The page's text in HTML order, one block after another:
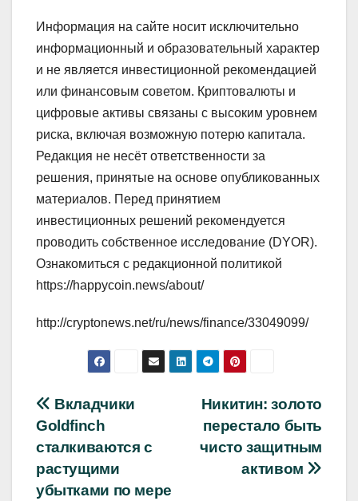
Информация на сайте носит исключительно
информационный и образовательный характер
и не является инвестиционной рекомендацией
или финансовым советом. Криптовалюты и
цифровые активы связаны с высоким уровнем
риска, включая возможную потерю капитала.
Редакция не несёт ответственности за
решения, принятые на основе опубликованных
материалов. Перед принятием
инвестиционных решений рекомендуется
проводить собственное исследование (DYOR).
Ознакомиться с редакционной политикой
https://happycoin.news/about/
http://cryptonews.net/ru/news/finance/33049099/
Навигация
по
записям
Никитин: золото
перестало быть
чисто защитным
активом
Вкладчики
Goldfinch
сталкиваются с
растущими
убытками по мере